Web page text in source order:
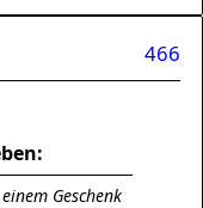
466
Geschenk